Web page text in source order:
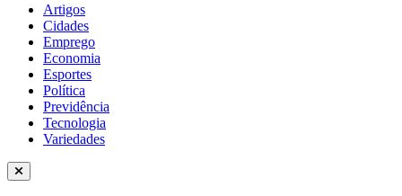
Artigos
Cidades
Emprego
Economia
Esportes
Política
Previdência
Tecnologia
Variedades